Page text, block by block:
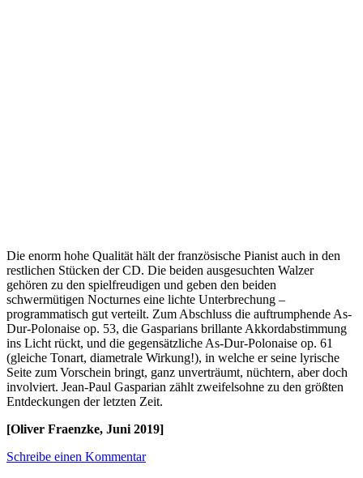
Die enorm hohe Qualität hält der französische Pianist auch in den
restlichen Stücken der CD. Die beiden ausgesuchten Walzer
gehören zu den spielfreudigen und geben den beiden
schwermütigen Nocturnes eine lichte Unterbrechung –
programmatisch gut verteilt. Zum Abschluss die auftrumphende As-
Dur-Polonaise op. 53, die Gasparians brillante Akkordabstimmung
ins Licht rückt, und die gegensätzliche As-Dur-Polonaise op. 61
(gleiche Tonart, diametrale Wirkung!), in welche er seine lyrische
Seite zum Vorschein bringt, ganz unverträumt, nüchtern, aber doch
involviert. Jean-Paul Gasparian zählt zweifelsohne zu den größten
Entdeckungen der letzten Zeit.
[Oliver Fraenzke, Juni 2019]
Schreibe einen Kommentar